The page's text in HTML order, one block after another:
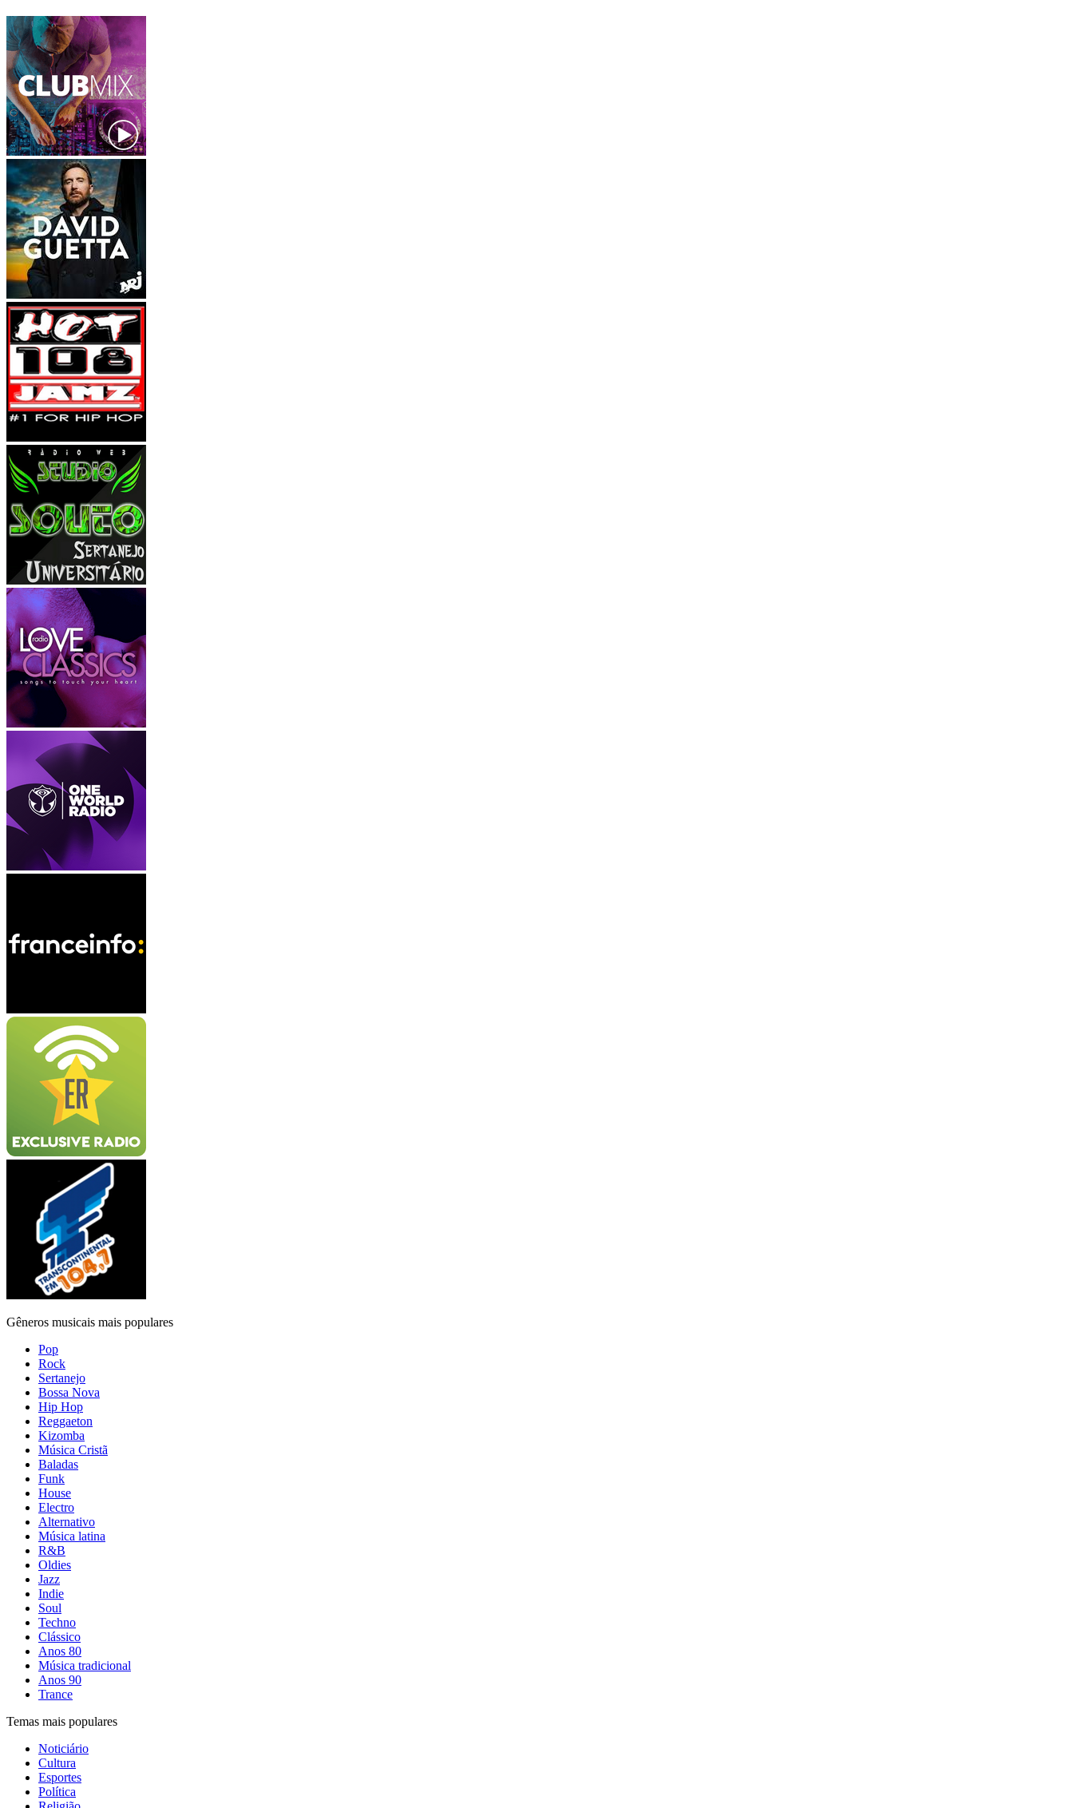
Gêneros musicais mais populares
Pop
Rock
Sertanejo
Bossa Nova
Hip Hop
Reggaeton
Kizomba
Música Cristã
Baladas
Funk
House
Electro
Alternativo
Música latina
R&B
Oldies
Jazz
Indie
Soul
Techno
Clássico
Anos 80
Música tradicional
Anos 90
Trance
Temas mais populares
Noticiário
Cultura
Esportes
Política